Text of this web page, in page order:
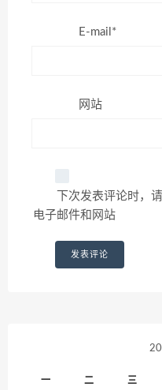
E-mail*
网站
下次发表评论时，
电子邮件和网站
一 二 三